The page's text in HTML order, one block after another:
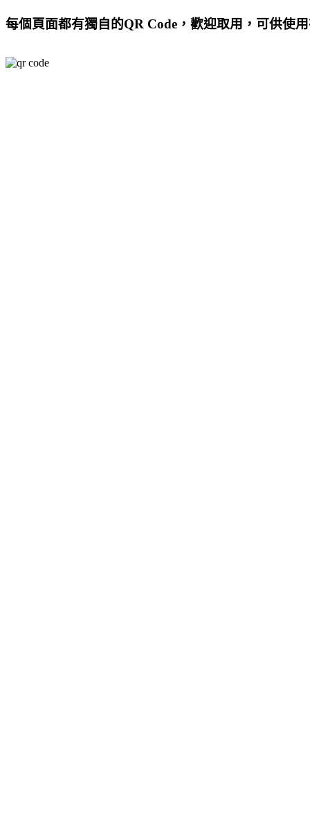
每個頁面都有獨自的QR Code，歡迎取用，可供使